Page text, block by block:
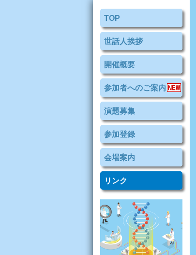
TOP
世話人挨拶
開催概要
参加者へのご案内
演題募集
参加登録
会場案内
リンク